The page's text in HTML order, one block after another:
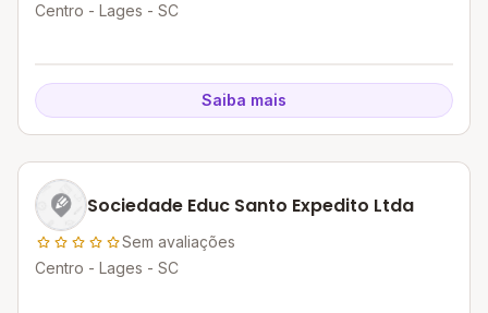
Centro - Lages - SC
Saiba mais
Sociedade Educ Santo Expedito Ltda
Sem avaliações
Centro - Lages - SC